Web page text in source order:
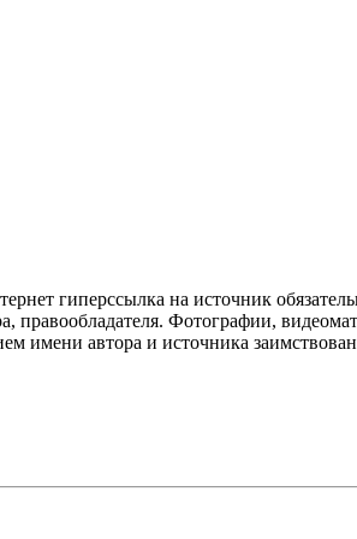
гиперссылка на источник
правообладателя. Фотографии,
имени автора и источника